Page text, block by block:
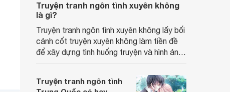
Truyện tranh ngôn tình xuyên không
là gì?
Truyện tranh ngôn tình xuyên không lấy bối
cảnh cốt truyện xuyên không làm tiền đề
để xây dựng tình huống truyện và hình ảnh
Truyện tranh ngôn tình